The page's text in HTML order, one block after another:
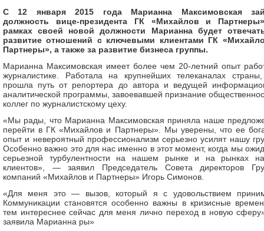
С 12 января 2015 года Марианна Максимовская
должность вице-президента ГК «Михайлов и
рамках своей новой должности Марианна будет
развитие отношений с ключевыми клиентами ГК
Партнеры», а также за развитие бизнеса группы.
Марианна Максимовская имеет более чем 20-летний опыт
журналистике. Работала на крупнейших телеканалах
прошла путь от репортера до автора и ведущей
аналитической программы, завоевавшей признание
коллег по журналистскому цеху.
«Мы рады, что Марианна Максимовская приняла наше
перейти в ГК «Михайлов и Партнеры». Мы уверены, что ее
опыт и невероятный профессионализм серьезно усилят нашу
Особенно важно это для нас именно в этот момент, когда мы
серьезной турбулентности на нашем рынке и на рынках
клиентов», — заявил Председатель Совета директоров
компаний «Михайлов и Партнеры» Игорь Симонов.
«Для меня это — вызов, который я с удовольствием
Коммуникации становятся особенно важны в кризисные
тем интереснее сейчас для меня лично переход в новую
заявила Марианна ры»